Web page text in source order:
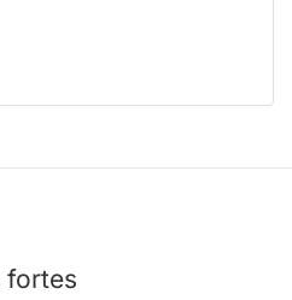
fortes